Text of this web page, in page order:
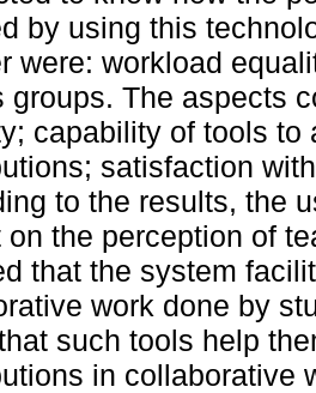
by using this
were: workload
groups. The aspects
capability of tools
satisfaction
to the results, the
on the perception of
that the system
work done by
such tools help
in collaborative